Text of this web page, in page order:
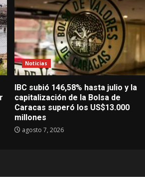
Noticias
IBC subió 146,58% hasta julio y la
capitalización de la Bolsa de
Caracas superó los US$13.000
millones
agosto 7, 2026